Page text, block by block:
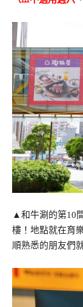
▲和牛涮的第10
樓！地點就在育
順熟悉的朋友們